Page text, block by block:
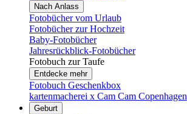
Nach Anlass
Fotobücher vom Urlaub
Fotobücher zur Hochzeit
Baby-Fotobücher
Jahresrückblick-Fotobücher
Fotobuch zur Taufe
Entdecke mehr
Fotobuch Geschenkbox
kartenmacherei x Cam Cam Copenhagen
Geburt